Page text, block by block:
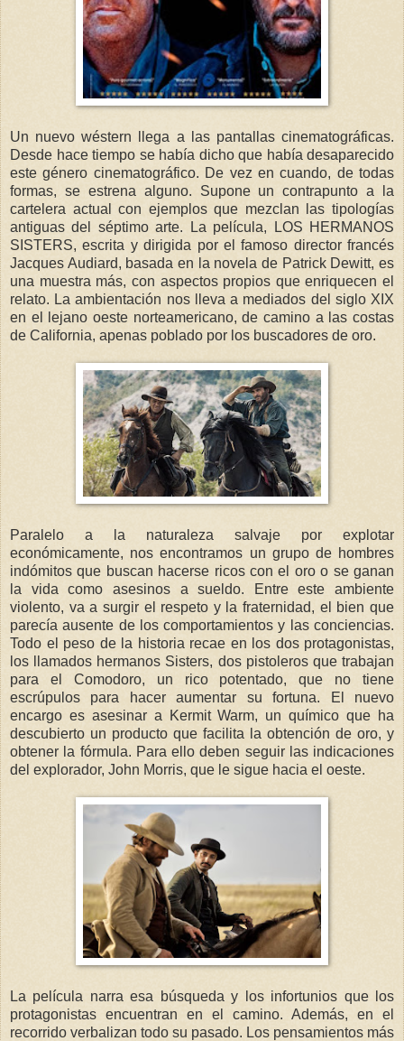
Un nuevo wéstern llega a las pantallas cinematográficas.
Desde hace tiempo se había dicho que había desaparecido
este género cinematográfico. De vez en cuando, de todas
formas, se estrena alguno. Supone un contrapunto a la
cartelera actual con ejemplos que mezclan las tipologías
antiguas del séptimo arte. La película, LOS HERMANOS
SISTERS, escrita y dirigida por el famoso director francés
Jacques Audiard, basada en la novela de Patrick Dewitt, es
una muestra más, con aspectos propios que enriquecen el
relato. La ambientación nos lleva a mediados del siglo XIX
en el lejano oeste norteamericano, de camino a las costas
de California, apenas poblado por los buscadores de oro.
Paralelo a la naturaleza salvaje por explotar
económicamente, nos encontramos un grupo de hombres
indómitos que buscan hacerse ricos con el oro o se ganan
la vida como asesinos a sueldo. Entre este ambiente
violento, va a surgir el respeto y la fraternidad, el bien que
parecía ausente de los comportamientos y las conciencias.
Todo el peso de la historia recae en los dos protagonistas,
los llamados hermanos Sisters, dos pistoleros que trabajan
para el Comodoro, un rico potentado, que no tiene
escrúpulos para hacer aumentar su fortuna. El nuevo
encargo es asesinar a Kermit Warm, un químico que ha
descubierto un producto que facilita la obtención de oro, y
obtener la fórmula. Para ello deben seguir las indicaciones
del explorador, John Morris, que le sigue hacia el oeste.
La película narra esa búsqueda y los infortunios que los
protagonistas encuentran en el camino. Además, en el
recorrido verbalizan todo su pasado. Los pensamientos más